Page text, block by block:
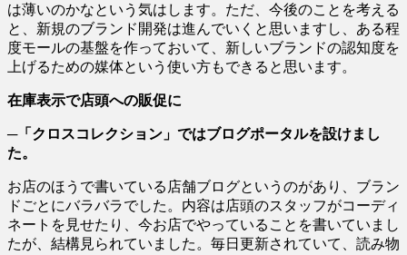
は薄いのかなという気はします。ただ、今後のことを考える
と、新規のブランド開発は進んでいくと思いますし、ある程
度モールの基盤を作っておいて、新しいブランドの認知度を
上げるための媒体という使い方もできると思います。
在庫表示で店頭への販促に
─「クロスコレクション」ではブログポータルを設けまし
た。
お店のほうで書いている店舗ブログというのがあり、ブラン
ドごとにバラバラでした。内容は店頭のスタッフがコーディ
ネートを見せたり、今お店でやっていることを書いていまし
たが、結構見られていました。毎日更新されていて、読み物